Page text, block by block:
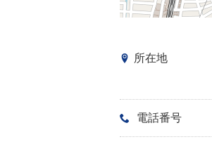
所在地
電話番号